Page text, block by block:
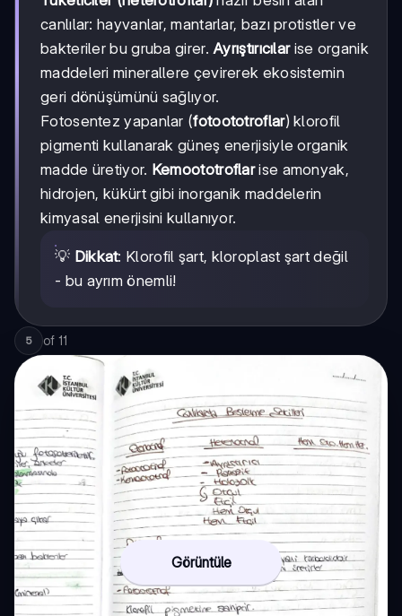
canlılar: hayvanlar, mantarlar, bazı protistler ve
bakteriler bu gruba girer.Ayrıştırıcılarise organik
maddeleri minerallere çevirerek ekosistemin
geri dönüşümünü sağlıyor.
Fotosentez yapanlar (fotoototroflar) klorofil
pigmenti kullanarak güneş enerjisiyle organik
madde üretiyor. Kemoototroflarise amonyak,
hidrojen, kükürt gibi inorganik maddelerin
kimyasal enerjisini kullanıyor.
💡 Dikkat: Klorofil şart, kloroplast şart değil
- bu ayrım önemli!
5 of 11
Görüntüle